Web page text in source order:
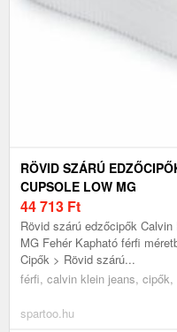
RÖVID SZÁRÚ
CUPSOLE LOW MG
44 713 Ft
Rövid szárú edzőcipők
MG Fehér Kapható férfi
Cipők > Rövid szárú...
férfi, calvin klein jeans,
spartoo.hu